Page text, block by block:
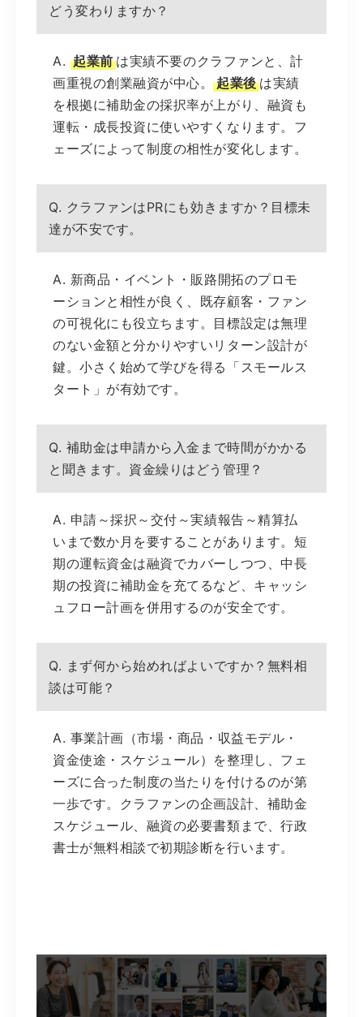
どう変わりますか？
A. 起業前 は実績不要のクラファンと、計
画重視の創業融資が中心。起業後 は実績
を根拠に補助金の採択率が上がり、融資も
運転・成長投資に使いやすくなります。フ
ェーズによって制度の相性が変化します。
Q. クラファンはPRにも効きますか？目標未
達が不安です。
A. 新商品・イベント・販路開拓のプロモ
ーションと相性が良く、既存顧客・ファン
の可視化にも役立ちます。目標設定は無理
のない金額と分かりやすいリターン設計が
鍵。小さく始めて学びを得る「スモールス
タート」が有効です。
Q. 補助金は申請から入金まで時間がかかる
と聞きます。資金繰りはどう管理？
A. 申請～採択～交付～実績報告～精算払
いまで数か月を要することがあります。短
期の運転資金は融資でカバーしつつ、中長
期の投資に補助金を充てるなど、キャッシ
ュフロー計画を併用するのが安全です。
Q. まず何から始めればよいですか？無料相
談は可能？
A. 事業計画（市場・商品・収益モデル・
資金使途・スケジュール）を整理し、フェ
ーズに合った制度の当たりを付けるのが第
一歩です。クラファンの企画設計、補助金
スケジュール、融資の必要書類まで、行政
書士が無料相談で初期診断を行います。